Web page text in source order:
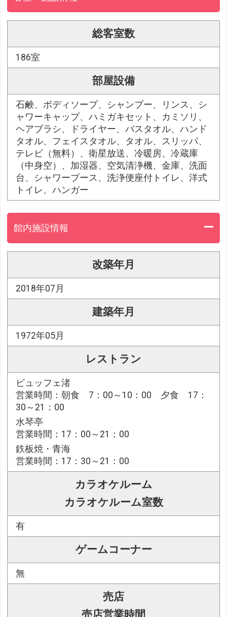
総客室数
186室
部屋設備
石鹸、ボディソープ、シャンプー、リンス、シ
ャワーキャップ、ハミガキセット、カミソリ、
ヘアブラシ、ドライヤー、バスタオル、ハンド
タオル、フェイスタオル、タオル、スリッパ、
テレビ（無料）、衛星放送、冷暖房、冷蔵庫
（中身空）、加湿器、空気清浄機、金庫、洗面
台、シャワーブース、洗浄便座付トイレ、洋式
トイレ、ハンガー
館内施設情報
改築年月
2018年07月
建築年月
1972年05月
レストラン
ビュッフェ渚
営業時間：朝食 7：00～10：00 夕食 17：
30～21：00
水琴亭
営業時間：17：00～21：00
鉄板焼・青海
営業時間：17：30～21：00
カラオケルーム
カラオケルーム室数
有
ゲームコーナー
無
売店